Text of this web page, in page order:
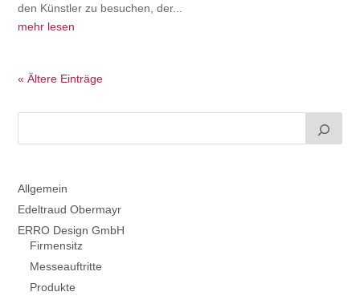
den Künstler zu besuchen, der...
mehr lesen
« Ältere Einträge
Allgemein
Edeltraud Obermayr
ERRO Design GmbH
Firmensitz
Messeauftritte
Produkte